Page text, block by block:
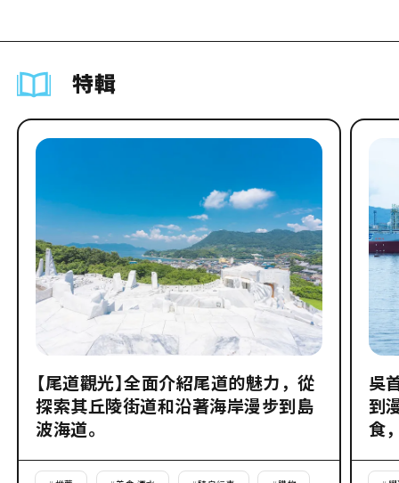
特輯
【尾道觀光】全面介紹尾道的魅力，從
探索其丘陵街道和沿著海岸漫步到島
波海道。
吳
到
食